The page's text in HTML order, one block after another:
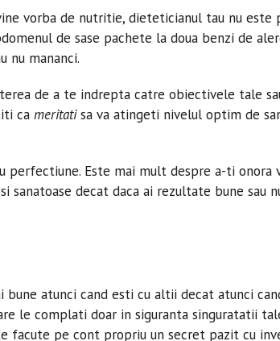
vorba de nutritie, dieteticianul tau nu este
de sase pachete la doua benzi de
nu mananci.
de a te indrepta catre obiectivele tale
ca meritatisa va atingeti nivelul optim de
perfectiune. Este mai mult despre a-ti onora
decat daca ai rezultate bune sau
atunci cand esti cu altii decat atunci
le complati doar in siguranta singuratatii
facute pe cont propriu un secret pazit cu